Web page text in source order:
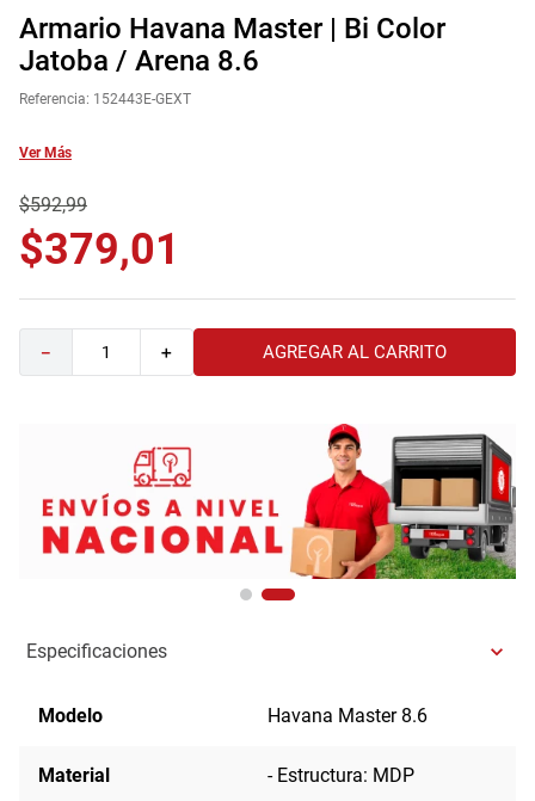
Armario Havana Master | Bi Color
Jatoba / Arena 8.6
Referencia: 152443E-GEXT
Ver Más
$592,99
$379,01
＋
－ AGREGAR AL CARRITO
Especificaciones
Modelo Havana Master 8.6
Material - Estructura: MDP
armario lux
6.
cama
7.
havana master
10
sofa